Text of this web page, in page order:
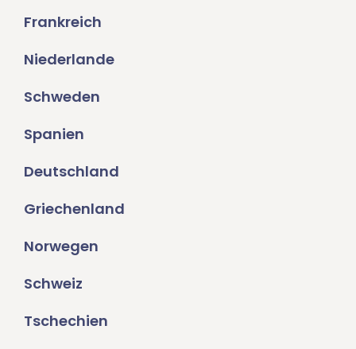
Frankreich
Niederlande
Schweden
Spanien
Deutschland
Griechenland
Norwegen
Schweiz
Tschechien